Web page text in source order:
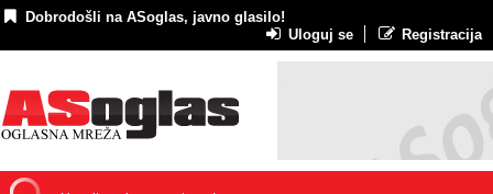
Dobrodošli na ASoglas, javno glasilo!
Uloguj se
Registracija